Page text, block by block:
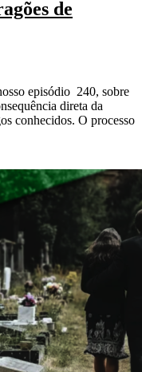
de
episódio 240, sobre
direta da
conhecidos. O processo